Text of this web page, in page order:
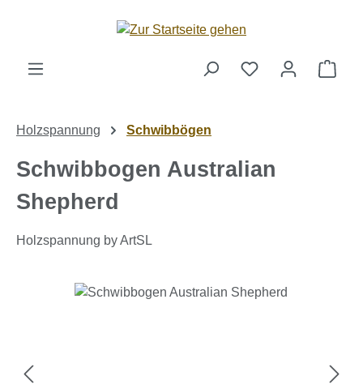
Zum Hauptinhalt springen
Holzspannung Schwibbögen
Schwibbogen Australian
Shepherd
Holzspannung by ArtSL
Bildergalerie überspringen